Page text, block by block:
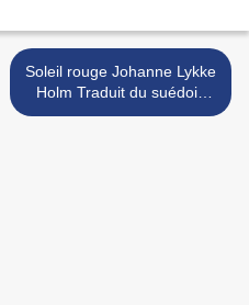
Soleil rouge Johanne Lykke
Holm Traduit du suédois
par Catherine Renaud